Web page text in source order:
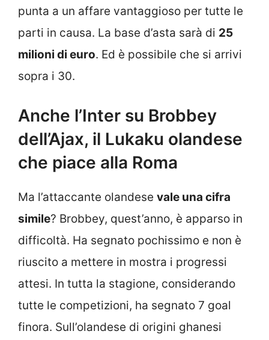
punta a un affare vantaggioso per tutte le
parti in causa. La base d’asta sarà di 25
milioni di euro. Ed è possibile che si arrivi
sopra i 30.
Anche l’Inter su Brobbey
dell’Ajax, il Lukaku olandese
che piace alla Roma
Ma l’attaccante olandese vale una cifra
simile? Brobbey, quest’anno, è apparso in
difficoltà. Ha segnato pochissimo e non è
riuscito a mettere in mostra i progressi
attesi. In tutta la stagione, considerando
tutte le competizioni, ha segnato 7 goal
finora. Sull’olandese di origini ghanesi